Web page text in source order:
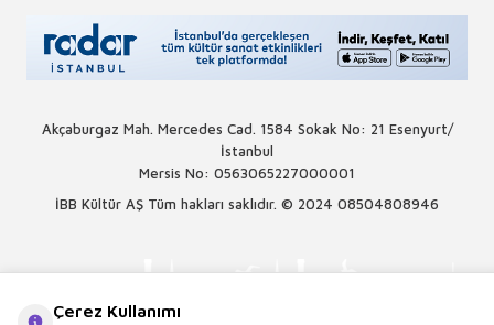
Akçaburgaz Mah. Mercedes Cad. 1584 Sokak No: 21 Esenyurt/
İstanbul
Mersis No: 0563065227000001
İBB Kültür AŞ Tüm hakları saklıdır. © 2024 08504808946
Çerez Kullanımı